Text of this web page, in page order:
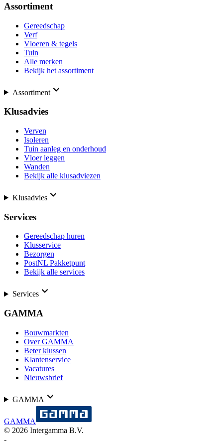
Assortiment
Gereedschap
Verf
Vloeren & tegels
Tuin
Alle merken
Bekijk het assortiment
Assortiment
Klusadvies
Verven
Isoleren
Tuin aanleg en onderhoud
Vloer leggen
Wanden
Bekijk alle klusadviezen
Klusadvies
Services
Gereedschap huren
Klusservice
Bezorgen
PostNL Pakketpunt
Bekijk alle services
Services
GAMMA
Bouwmarkten
Over GAMMA
Beter klussen
Klantenservice
Vacatures
Nieuwsbrief
GAMMA
GAMMA
© 2026 Intergamma B.V.
-